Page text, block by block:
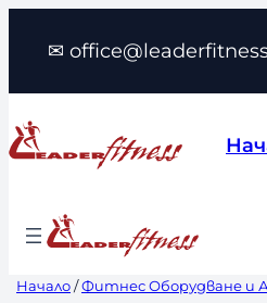
съдържанието
✉
Начало/Фитнес Оборудване и